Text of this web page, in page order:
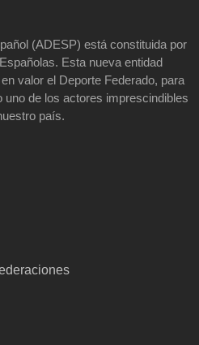
(ADESP) está constituida por
Esta nueva entidad
valor el Deporte Federado, para
de los actores imprescindibles
país.